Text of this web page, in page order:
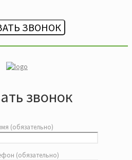
ЗВОНОК
звонок
(обязательно)
(обязательно)